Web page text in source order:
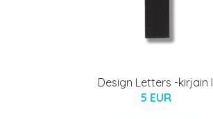
Design Letters -kirjain I
5 EUR